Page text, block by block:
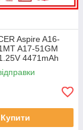
Aspire A16-
A17-51GM
4471mAh
Купити